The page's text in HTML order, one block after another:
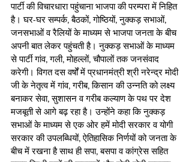
पार्टी की विचारधारा पहुंचाना भाजपा की परम्परा में निहित
है। घर-घर सम्पर्क, बैठकों, गोष्ठियों, नुक्कड़ सभाओं,
जनसभाओं व रैलियों के माध्यम से भाजपा जनता के बीच
अपनी बात लेकर पहुंचती है। नुक्कड़ सभाओं के माध्यम
से पार्टी गांव, गली, मोहल्लों, चौपालों तक जनसंवाद
करेगी। विगत दस वर्षों में प्रधानमंत्री श्री नरेन्द्र मोदी
जी के नेतृत्व में गांव, गरीब, किसान की उन्नति को लक्ष्य
बनाकर सेवा, सुशासन व गरीब कल्याण के पथ पर देश
मजबूती से आगे बढ़ रहा है। उन्होंने कहा कि नुक्कड़
सभाओं के माध्यम से एक ओर हमें मोदी सरकार व योगी
सरकार की उपलब्धियों, ऐतिहासिक निर्णयों को जनता के
बीच में रखना है साथ ही सपा, बसपा व कांग्रेस सहित